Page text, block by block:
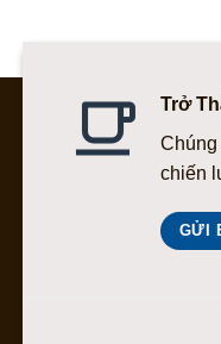
Trở
Chúng
chiến
GỬI